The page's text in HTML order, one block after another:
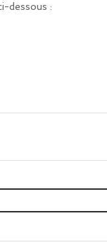
dessous :